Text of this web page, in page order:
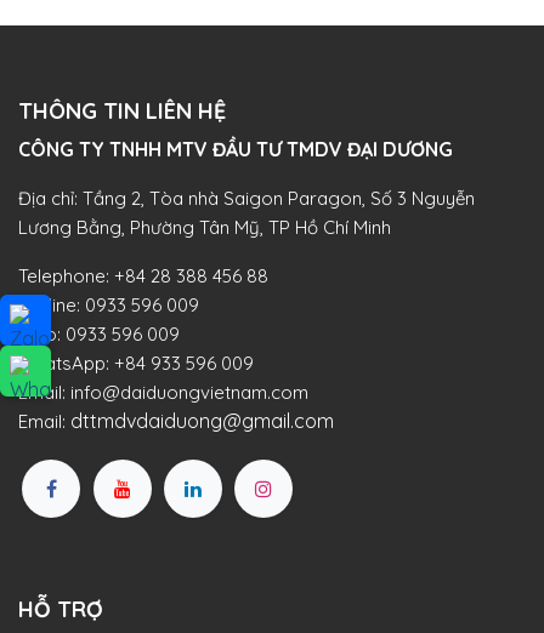
THÔNG TIN LIÊN HỆ
CÔNG TY TNHH MTV ĐẦU TƯ TMDV ĐẠI DƯƠNG​
Địa chỉ: Tầng 2, Tòa nhà Saigon Paragon, Số 3 Nguyễn
Lương Bằng, Phường Tân Mỹ, TP Hồ Chí Minh
Telephone: +84 28 388 456 88
Hotline: 0933 596 009
Zalo: 0933 596 009
WhatsApp: +84 933 596 009
Email: info@daiduongvietnam.com
Email: dttmdvdaiduong@gmail.com
HỖ TRỢ